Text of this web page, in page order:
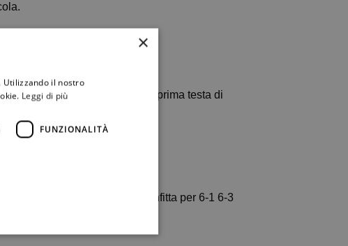
dove è accreditata della prima testa di
a San Paolo.
al 25mila dollari di Trieste, sconfitta per 6-1 6-3
×
Utilizzando il nostro
Leggi di più
FUNZIONALITÀ